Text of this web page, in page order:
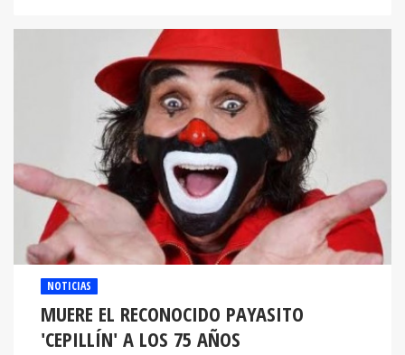
NOTICIAS
MUERE EL RECONOCIDO PAYASITO
'CEPILLÍN' A LOS 75 AÑOS